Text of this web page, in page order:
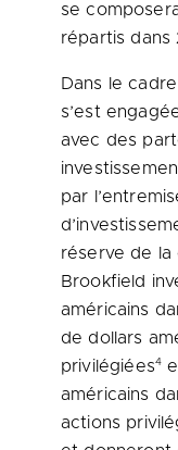
se
répartis dans
Dans le
s’est
avec des
par
réserve de la
Brookfield
américains
de dollars
privilégiées4
américains
actions